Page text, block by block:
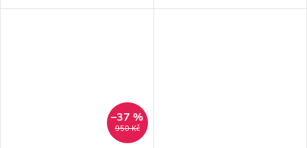
proužku.
950 Kč
–37 %